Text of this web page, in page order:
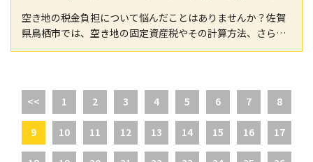
空き地の税金負担について悩んだことはありませんか？佐賀
県鳥栖市では、空き地の固定資産税やその計算方法、さらに
税制優遇策が複雑化し、思わぬ負担増に直面するケース…
<< 1 2 3 4 5 6 7 8
9 10 11 12 13 14 15 16 17